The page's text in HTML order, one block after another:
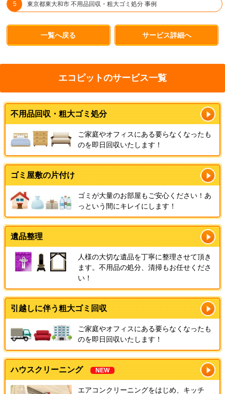
東京都東大和市 不用品回収・粗大ゴミ処分 事例
一覧へ戻る サービス詳細へ
エコピットのサービス一覧
不用品回収・粗大ゴミ処分
ご家庭やオフィスにある要らなくなったも
のを即日回収いたします！
ゴミ屋敷の片付け
ゴミが大量のお部屋もご安心ください！あ
っという間にキレイにします！
遺品整理
人様の大切な遺品を丁寧に整理させて頂き
ます。不用品の処分、清掃もお任せくださ
い！
引越しに伴う粗大ゴミ回収
ご家庭やオフィスにある要らなくなったも
のを即日回収いたします！
ハウスクリーニング NEW
エアコンクリーニングをはじめ、キッチ